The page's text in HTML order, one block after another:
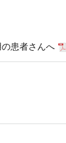
患者さんへ